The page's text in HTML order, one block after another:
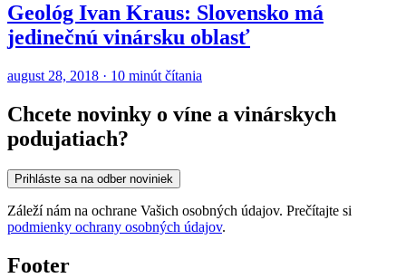
Geológ Ivan Kraus: Slovensko má
jedinečnú vinársku oblasť
august 28, 2018 · 10 minút čítania
Chcete novinky o víne a vinárskych
podujatiach?
Prihláste sa na odber noviniek
Záleží nám na ochrane Vašich osobných údajov. Prečítajte si
podmienky ochrany osobných údajov.
Footer